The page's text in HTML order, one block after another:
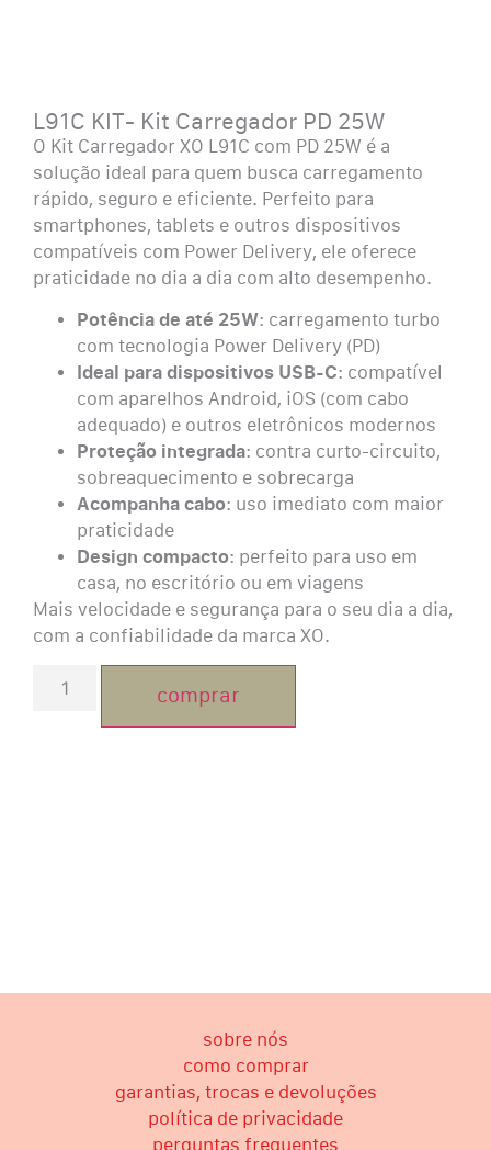
L91C KIT- Kit Carregador PD 25W
O Kit Carregador XO L91C com PD 25W é a
solução ideal para quem busca carregamento
rápido, seguro e eficiente. Perfeito para
smartphones, tablets e outros dispositivos
compatíveis com Power Delivery, ele oferece
praticidade no dia a dia com alto desempenho.
Potência de até 25W: carregamento turbo
com tecnologia Power Delivery (PD)
Ideal para dispositivos USB-C: compatível
com aparelhos Android, iOS (com cabo
adequado) e outros eletrônicos modernos
Proteção integrada: contra curto-circuito,
sobreaquecimento e sobrecarga
Acompanha cabo: uso imediato com maior
praticidade
Design compacto: perfeito para uso em
casa, no escritório ou em viagens
Mais velocidade e segurança para o seu dia a dia,
com a confiabilidade da marca XO.
comprar
sobre nós
como comprar
garantias, trocas e devoluções
política de privacidade
perguntas frequentes